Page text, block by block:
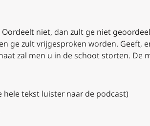
Oordeelt niet, dan zult ge niet
ge zult vrijgesproken worden. Geeft,
zal men u in de schoot storten. De
tekst luister naar de podcast)